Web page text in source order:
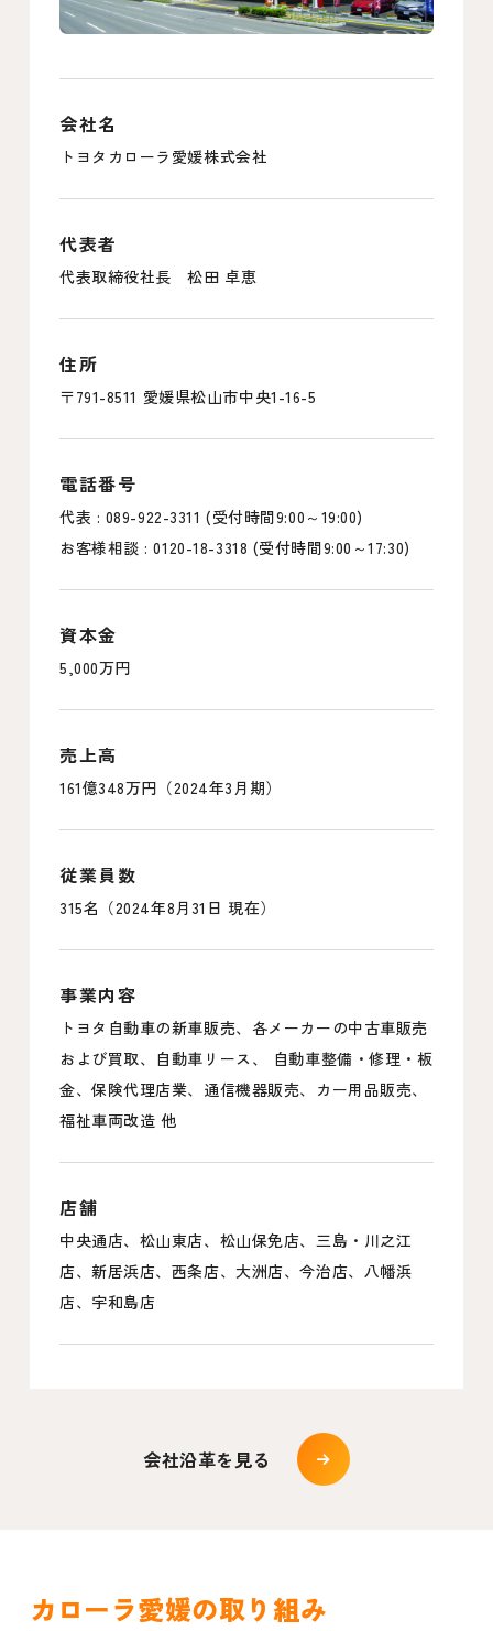
会社名
トヨタカローラ愛媛株式会社
代表者
代表取締役社長 松田 卓恵
住所
〒791-8511 愛媛県松山市中央1-16-5
電話番号
代表 : 089-922-3311 (受付時間9:00～19:00)
お客様相談 : 0120-18-3318 (受付時間9:00～17:30)
資本金
5,000万円
売上高
161億348万円（2024年3月期）
従業員数
315名（2024年8月31日 現在）
事業内容
トヨタ自動車の新車販売、各メーカーの中古車販売
および買取、自動車リース、 自動車整備・修理・板
金、保険代理店業、通信機器販売、カー用品販売、
福祉車両改造 他
店舗
中央通店、松山東店、松山保免店、三島・川之江
店、新居浜店、西条店、大洲店、今治店、八幡浜
店、宇和島店
会社沿革を見る
カローラ愛媛の取り組み